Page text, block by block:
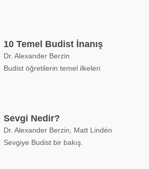
10 Temel Budist İnanış
Dr. Alexander Berzin
Budist öğretilerin temel ilkeleri
Sevgi Nedir?
Dr. Alexander Berzin, Matt Lindén
Sevgiye Budist bir bakış.